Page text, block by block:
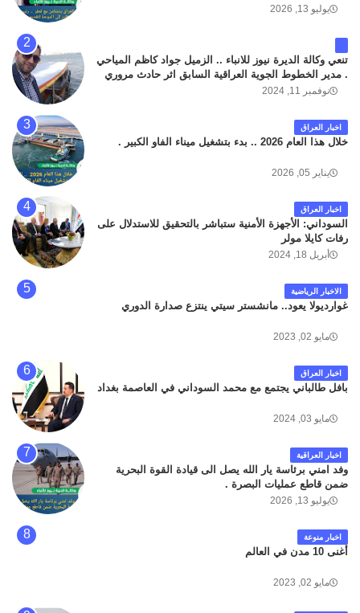
يوليو 13, 2026
تنعي وكالة الديرة نيوز للانباء .. الزميل جواد كاظم المياحي
. مدير الخطوط الجوية العراقية السابق اثر حادث مروري
داخل مطار البصرة الدولي اليوم الاثنين على الطريق
كان سبب الحادث يعود لتصادم عجلته مع عجلة نوع كيا بنكو
تابعة لشركة الهلال الماسكة لإعمار مطار البصرة الدولي .
سائلين الله عز وجل ان يتغمد الفقيد بواسع رحمته ، و انا
نوفمبر 11, 2024
اخبار العراق
خلال هذا العام 2026 .. بدء بتشغيل ميناء الفاو الكبير .
يناير 05, 2026
اخبار العراق
السوداني: الأجهزة الأمنية ستباشر بالتحقيق للاستدلال على
رفات كايلا مولر
أبريل 18, 2024
الاخبار الرياضية
غوارديولا يعود.. مانشستر سيتي ينتزع صدارة الدوري
مايو 02, 2023
اخبار العراق
بافل طالباني يجتمع مع محمد السوداني في العاصمة بغداد
مايو 03, 2024
اخبار العراقية
وفد امني برئاسة يار الله يصل الى قيادة القوة البحرية
ضمن قاطع عمليات البصرة .
يوليو 13, 2026
اخبار منوعة
أغنى 10 مدن في العالم
مايو 02, 2023